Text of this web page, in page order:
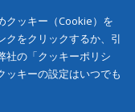
クッキー（Cookie）を
クをクリックするか、引
社の「クッキーポリシ
ッキーの設定はいつでも